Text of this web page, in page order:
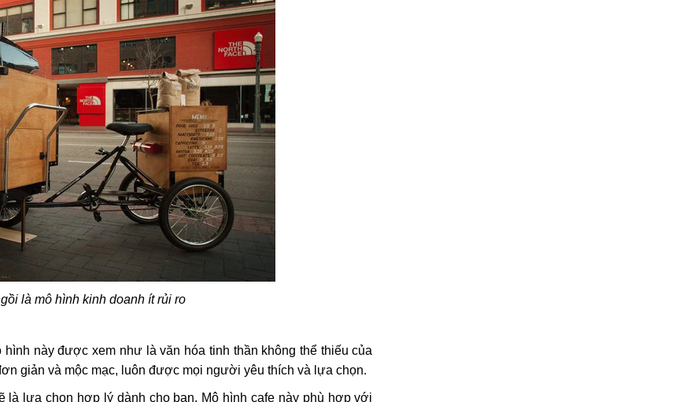
là mô hình kinh doanh ít rủi ro
này được xem như là văn hóa tinh thần không thể thiếu của
giản và mộc mạc, luôn được mọi người yêu thích và lựa chọn.
là lựa chọn hợp lý dành cho bạn. Mô hình cafe này phù hợp với